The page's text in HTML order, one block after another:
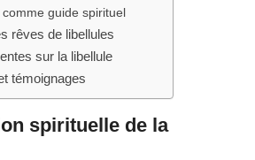
comme guide spirituel
rêves de libellules
sur la libellule
témoignages
spirituelle de la